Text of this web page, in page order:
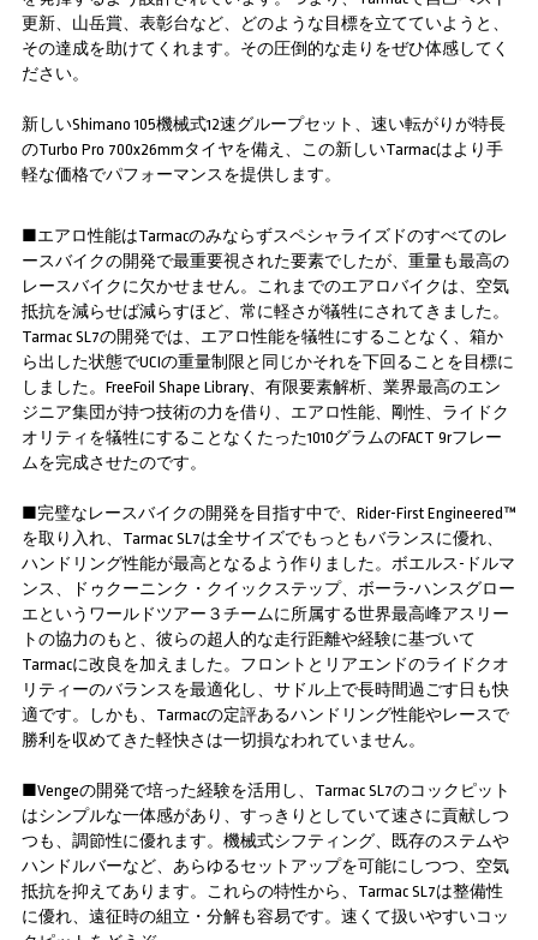
更新、山岳賞、表彰台など、どのような目標を立てていようと、
その達成を助けてくれます。その圧倒的な走りをぜひ体感してく
ださい。
新しいShimano 105機械式12速グループセット、速い転がりが特長
のTurbo Pro 700x26mmタイヤを備え、この新しいTarmacはより手
軽な価格でパフォーマンスを提供します。
■エアロ性能はTarmacのみならずスペシャライズドのすべてのレ
ースバイクの開発で最重要視された要素でしたが、重量も最高の
レースバイクに欠かせません。これまでのエアロバイクは、空気
抵抗を減らせば減らすほど、常に軽さが犠牲にされてきました。
Tarmac SL7の開発では、エアロ性能を犠牲にすることなく、箱か
ら出した状態でUCIの重量制限と同じかそれを下回ることを目標に
しました。FreeFoil Shape Library、有限要素解析、業界最高のエン
ジニア集団が持つ技術の力を借り、エアロ性能、剛性、ライドク
オリティを犠牲にすることなくたった1010グラムのFACT 9rフレー
ムを完成させたのです。
■完璧なレースバイクの開発を目指す中で、Rider-First Engineered™
を取り入れ、Tarmac SL7は全サイズでもっともバランスに優れ、
ハンドリング性能が最高となるよう作りました。ボエルス-ドルマ
ンス、ドゥクーニンク・クイックステップ、ボーラ-ハンスグロー
エというワールドツアー３チームに所属する世界最高峰アスリー
トの協力のもと、彼らの超人的な走行距離や経験に基づいて
Tarmacに改良を加えました。フロントとリアエンドのライドクオ
リティーのバランスを最適化し、サドル上で長時間過ごす日も快
適です。しかも、Tarmacの定評あるハンドリング性能やレースで
勝利を収めてきた軽快さは一切損なわれていません。
■Vengeの開発で培った経験を活用し、Tarmac SL7のコックピット
はシンプルな一体感があり、すっきりとしていて速さに貢献しつ
つも、調節性に優れます。機械式シフティング、既存のステムや
ハンドルバーなど、あらゆるセットアップを可能にしつつ、空気
抵抗を抑えてあります。これらの特性から、Tarmac SL7は整備性
に優れ、遠征時の組立・分解も容易です。速くて扱いやすいコッ